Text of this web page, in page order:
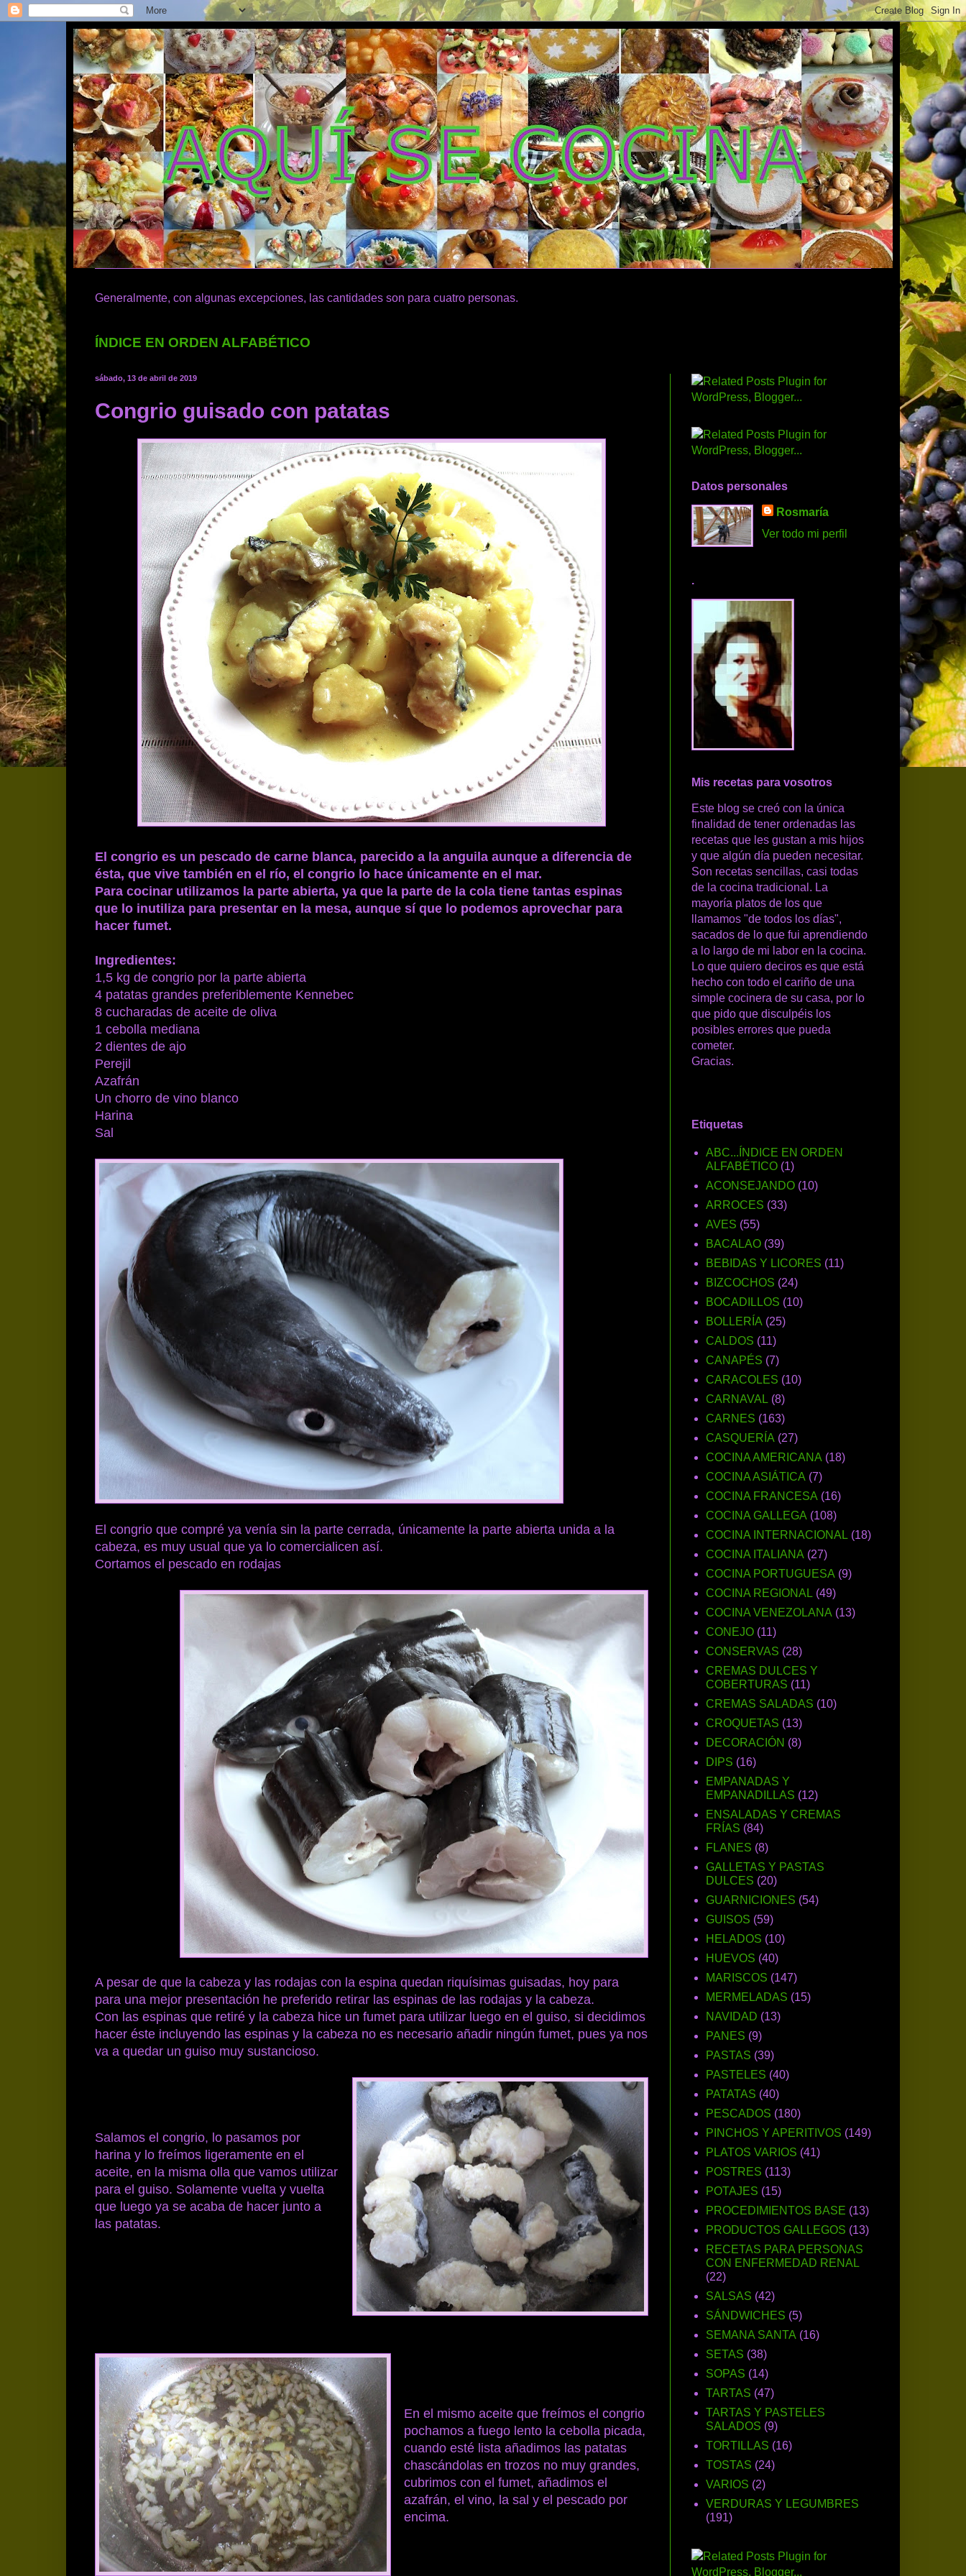
Generalmente, con algunas excepciones, las cantidades son para cuatro personas.
ÍNDICE EN ORDEN ALFABÉTICO
sábado, 13 de abril de 2019
Congrio guisado con patatas
El congrio es un pescado de carne blanca, parecido a la anguila aunque a diferencia de
ésta, que vive también en el río, el congrio lo hace únicamente en el mar.
Para cocinar utilizamos la parte abierta, ya que la parte de la cola tiene tantas espinas
que lo inutiliza para presentar en la mesa, aunque sí que lo podemos aprovechar para
hacer fumet.
Ingredientes:
1,5 kg de congrio por la parte abierta
4 patatas grandes preferiblemente Kennebec
8 cucharadas de aceite de oliva
1 cebolla mediana
2 dientes de ajo
Perejil
Azafrán
Un chorro de vino blanco
Harina
Sal
El congrio que compré ya venía sin la parte cerrada, únicamente la parte abierta unida a la
cabeza, es muy usual que ya lo comercialicen así.
Cortamos el pescado en rodajas
A pesar de que la cabeza y las rodajas con la espina quedan riquísimas guisadas, hoy para
para una mejor presentación he preferido retirar las espinas de las rodajas y la cabeza.
Con las espinas que retiré y la cabeza hice un fumet para utilizar luego en el guiso, si decidimos
hacer éste incluyendo las espinas y la cabeza no es necesario añadir ningún fumet, pues ya nos
va a quedar un guiso muy sustancioso.
Salamos el congrio, lo pasamos por
harina y lo freímos ligeramente en el
aceite, en la misma olla que vamos utilizar
para el guiso. Solamente vuelta y vuelta
que luego ya se acaba de hacer junto a
las patatas.
En el mismo aceite que freímos el congrio
pochamos a fuego lento la cebolla picada,
cuando esté lista añadimos las patatas
chascándolas en trozos no muy grandes,
cubrimos con el fumet, añadimos el
azafrán, el vino, la sal y el pescado por
encima.
Datos personales
Rosmaría
Ver todo mi perfil
.
Mis recetas para vosotros
Este blog se creó con la única
finalidad de tener ordenadas las
recetas que les gustan a mis hijos
y que algún día pueden necesitar.
Son recetas sencillas, casi todas
de la cocina tradicional. La
mayoría platos de los que
llamamos "de todos los días",
sacados de lo que fui aprendiendo
a lo largo de mi labor en la cocina.
Lo que quiero deciros es que está
hecho con todo el cariño de una
simple cocinera de su casa, por lo
que pido que disculpéis los
posibles errores que pueda
cometer.
Gracias.
Etiquetas
ABC...ÍNDICE EN ORDEN
ALFABÉTICO (1)
ACONSEJANDO (10)
ARROCES (33)
AVES (55)
BACALAO (39)
BEBIDAS Y LICORES (11)
BIZCOCHOS (24)
BOCADILLOS (10)
BOLLERÍA (25)
CALDOS (11)
CANAPÉS (7)
CARACOLES (10)
CARNAVAL (8)
CARNES (163)
CASQUERÍA (27)
COCINA AMERICANA (18)
COCINA ASIÁTICA (7)
COCINA FRANCESA (16)
COCINA GALLEGA (108)
COCINA INTERNACIONAL (18)
COCINA ITALIANA (27)
COCINA PORTUGUESA (9)
COCINA REGIONAL (49)
COCINA VENEZOLANA (13)
CONEJO (11)
CONSERVAS (28)
CREMAS DULCES Y
COBERTURAS (11)
CREMAS SALADAS (10)
CROQUETAS (13)
DECORACIÓN (8)
DIPS (16)
EMPANADAS Y
EMPANADILLAS (12)
ENSALADAS Y CREMAS
FRÍAS (84)
FLANES (8)
GALLETAS Y PASTAS
DULCES (20)
GUARNICIONES (54)
GUISOS (59)
HELADOS (10)
HUEVOS (40)
MARISCOS (147)
MERMELADAS (15)
NAVIDAD (13)
PANES (9)
PASTAS (39)
PASTELES (40)
PATATAS (40)
PESCADOS (180)
PINCHOS Y APERITIVOS (149)
PLATOS VARIOS (41)
POSTRES (113)
POTAJES (15)
PROCEDIMIENTOS BASE (13)
PRODUCTOS GALLEGOS (13)
RECETAS PARA PERSONAS
CON ENFERMEDAD RENAL
(22)
SALSAS (42)
SÁNDWICHES (5)
SEMANA SANTA (16)
SETAS (38)
SOPAS (14)
TARTAS (47)
TARTAS Y PASTELES
SALADOS (9)
TORTILLAS (16)
TOSTAS (24)
VARIOS (2)
VERDURAS Y LEGUMBRES
(191)